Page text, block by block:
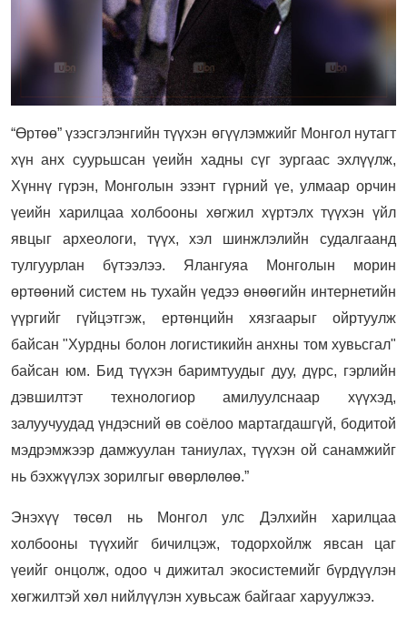
“Өртөө” үзэсгэлэнгийн түүхэн өгүүлэмжийг Монгол нутагт
хүн анх суурьшсан үеийн хадны сүг зургаас эхлүүлж,
Хүннү гүрэн, Монголын эзэнт гүрний үе, улмаар орчин
үеийн харилцаа холбооны хөгжил хүртэлх түүхэн үйл
явцыг археологи, түүх, хэл шинжлэлийн судалгаанд
тулгуурлан бүтээлээ. Ялангуяа Монголын морин
өртөөний систем нь тухайн үедээ өнөөгийн интернетийн
үүргийг гүйцэтгэж, ертөнцийн хязгаарыг ойртуулж
байсан "Хурдны болон логистикийн анхны том хувьсгал"
байсан юм. Бид түүхэн баримтуудыг дуу, дүрс, гэрлийн
дэвшилтэт технологиор амилуулснаар хүүхэд,
залуучуудад үндэсний өв соёлоо мартагдашгүй, бодитой
мэдрэмжээр дамжуулан таниулах, түүхэн ой санамжийг
нь бэхжүүлэх зорилгыг өвөрлөлөө.”
Энэхүү төсөл нь Монгол улс Дэлхийн харилцаа
холбооны түүхийг бичилцэж, тодорхойлж явсан цаг
үеийг онцолж, одоо ч дижитал экосистемийг бүрдүүлэн
хөгжилтэй хөл нийлүүлэн хувьсаж байгааг харуулжээ.